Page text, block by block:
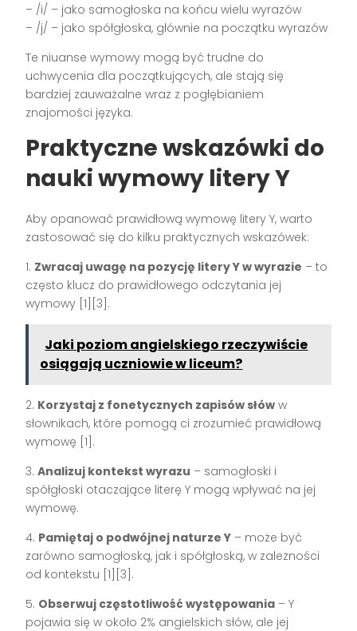
– /i/ – jako samogłoska na końcu wielu wyrazów
– /j/ – jako spółgłoska, głównie na początku wyrazów
Te niuanse wymowy mogą być trudne do
uchwycenia dla początkujących, ale stają się
bardziej zauważalne wraz z pogłębianiem
znajomości języka.
Praktyczne wskazówki do
nauki wymowy litery Y
Aby opanować prawidłową wymowę litery Y, warto
zastosować się do kilku praktycznych wskazówek:
1. Zwracaj uwagę na pozycję litery Y w wyrazie – to
często klucz do prawidłowego odczytania jej
wymowy [1][3].
Jaki poziom angielskiego rzeczywiście
osiągają uczniowie w liceum?
2. Korzystaj z fonetycznych zapisów słów w
słownikach, które pomogą ci zrozumieć prawidłową
wymowę [1].
3.Analizuj kontekst wyrazu – samogłoski i
spółgłoski otaczające literę Y mogą wpływać na jej
wymowę.
4. Pamiętaj o podwójnej naturze Y – może być
zarówno samogłoską, jak i spółgłoską, w zależności
od kontekstu [1][3].
5. Obserwuj częstotliwość występowania – Y
pojawia się w około 2% angielskich słów, ale jej